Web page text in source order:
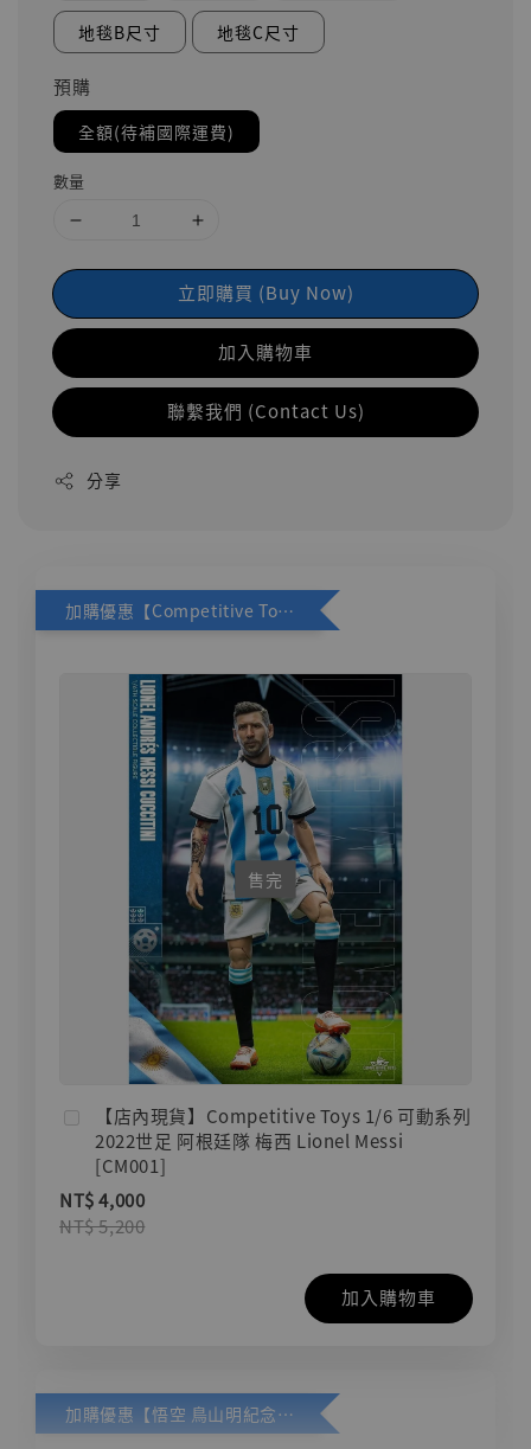
地毯B尺寸 地毯C尺寸
預購
全額(待補國際運費)
數量
立即購買 (Buy Now)
加入購物車
聯繫我們 (Contact Us)
分享
加購優惠【Competitive Toys 梅西 [CM001]】
售完
【店內現貨】Competitive Toys 1/6 可動系列
2022世足 阿根廷隊 梅西 Lionel Messi
[CM001]
NT$ 4,000
NT$ 5,200
加入購物車
加購優惠【悟空 鳥山明紀念款 [奇蹟工作室]】